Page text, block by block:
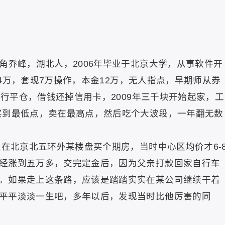
乔峰，湖北人，2006年毕业于北京大学，从事软件开
，套现7万操作，本金12万，无人指点，早期师从券
平仓，借钱还掉信用卡，2009年三千块开始起家，工
最低点，卖在最高点，然后吃个大波段，一年翻无数
北京北五环外某楼盘买个期房，当时中心区均价才6-
涨到五万多，交完定金后，因为父亲打款回家自行车
如果走上这条路，应该是踏踏实实在某公司继续干着
平淡淡一生吧，多年以后，发现当时比他厉害的同